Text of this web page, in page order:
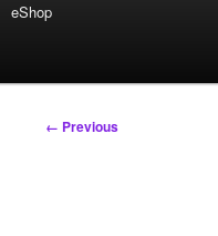
eShop
Image
← Previous